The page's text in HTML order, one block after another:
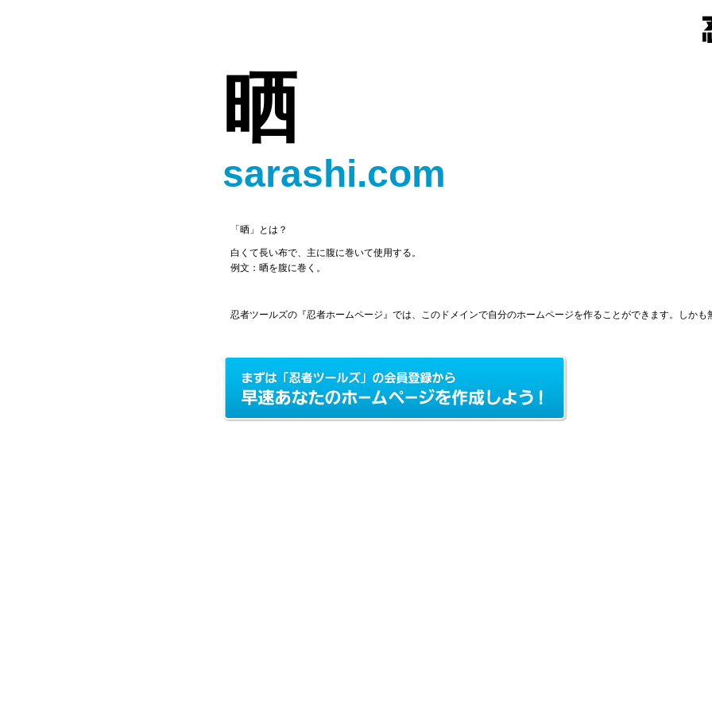
晒
sarashi.com
「晒」とは？
白くて長い布で、主に腹に巻いて使用する。
例文：晒を腹に巻く。
忍者ツールズの『忍者ホームページ』では、このドメインで自分のホームページを作ることができます。しかも